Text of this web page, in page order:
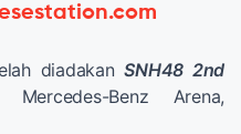
diadakanSNH48 2nd
Mercedes-Benz Arena,